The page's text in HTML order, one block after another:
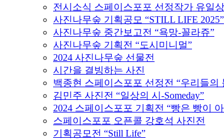
전시소식 스페이스포포 선정작가 유일
사진나무숲 기획공모 “STILL LIFE 2025”
사진나무숲 중간보고전 “욕망-꼴라쥬”
사진나무숲 기획전 “도시미니멀”
2024 사진나무숲 선물전
시간을 결빙하는 사진
백종현 스페이스포포 선정전 “우리들의
김민주 사진전 “일상의 시-Someday”
2024 스페이스포포 기획전 “빵은 빵이
스페이스포포 오픈콜 강호석 사진전
기획공모전 “Still Life”